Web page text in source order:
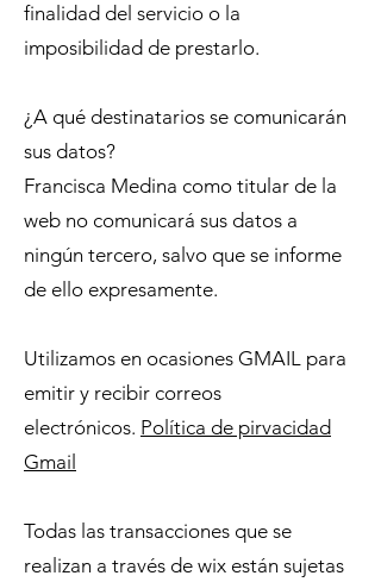
finalidad del servicio o la
imposibilidad de prestarlo.
¿A qué destinatarios se comunicarán
sus datos?
Francisca Medina como titular de la
web no comunicará sus datos a
ningún tercero, salvo que se informe
de ello expresamente.
Utilizamos en ocasiones GMAIL para
emitir y recibir correos
electrónicos. Política de pirvacidad
Gmail
Todas las transacciones que se
realizan a través de wix están sujetas